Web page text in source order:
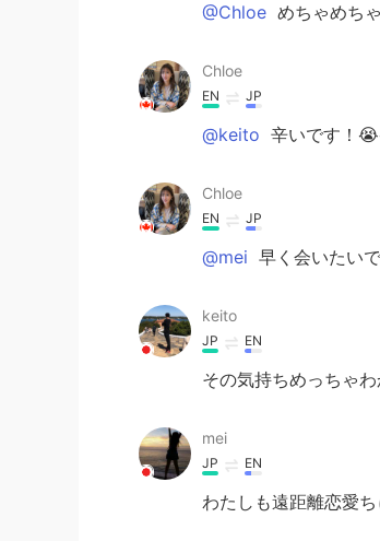
@Chloe めちゃめち
Chloe
EN JP
@keito 辛いです！
Chloe
EN JP
@mei 早く会いたい
keito
JP EN
その気持ちめっちゃわ
mei
JP EN
わたしも遠距離恋愛